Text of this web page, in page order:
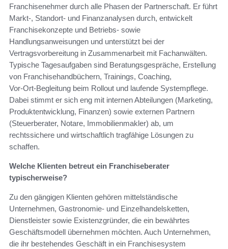
Franchisenehmer durch alle Phasen der Partnerschaft. Er führt
Markt‑, Standort‑ und Finanzanalysen durch, entwickelt
Franchisekonzepte und Betriebs‑ sowie
Handlungsanweisungen und unterstützt bei der
Vertragsvorbereitung in Zusammenarbeit mit Fachanwälten.
Typische Tagesaufgaben sind Beratungsgespräche, Erstellung
von Franchisehandbüchern, Trainings, Coaching,
Vor‑Ort‑Begleitung beim Rollout und laufende Systempflege.
Dabei stimmt er sich eng mit internen Abteilungen (Marketing,
Produktentwicklung, Finanzen) sowie externen Partnern
(Steuerberater, Notare, Immobilienmakler) ab, um
rechtssichere und wirtschaftlich tragfähige Lösungen zu
schaffen.
Welche Klienten betreut ein Franchiseberater
typischerweise?
Zu den gängigen Klienten gehören mittelständische
Unternehmen, Gastronomie‑ und Einzelhandelsketten,
Dienstleister sowie Existenzgründer, die ein bewährtes
Geschäftsmodell übernehmen möchten. Auch Unternehmen,
die ihr bestehendes Geschäft in ein Franchisesystem